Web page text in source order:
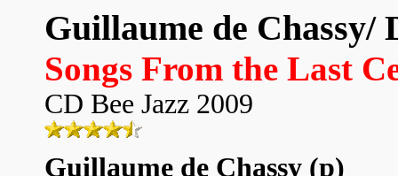
Guillaume de Chassy/
Songs From the Last
CD Bee Jazz 2009
Guillaume de Chassy (p)